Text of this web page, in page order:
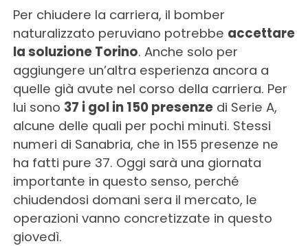
Per chiudere la carriera, il bomber
naturalizzato peruviano potrebbe accettare
la soluzione Torino. Anche solo per
aggiungere un’altra esperienza ancora a
quelle già avute nel corso della carriera. Per
lui sono 37 i gol in 150 presenzedi Serie A,
alcune delle quali per pochi minuti. Stessi
numeri di Sanabria, che in 155 presenze ne
ha fatti pure 37. Oggi sarà una giornata
importante in questo senso, perché
chiudendosi domani sera il mercato, le
operazioni vanno concretizzate in questo
giovedì.